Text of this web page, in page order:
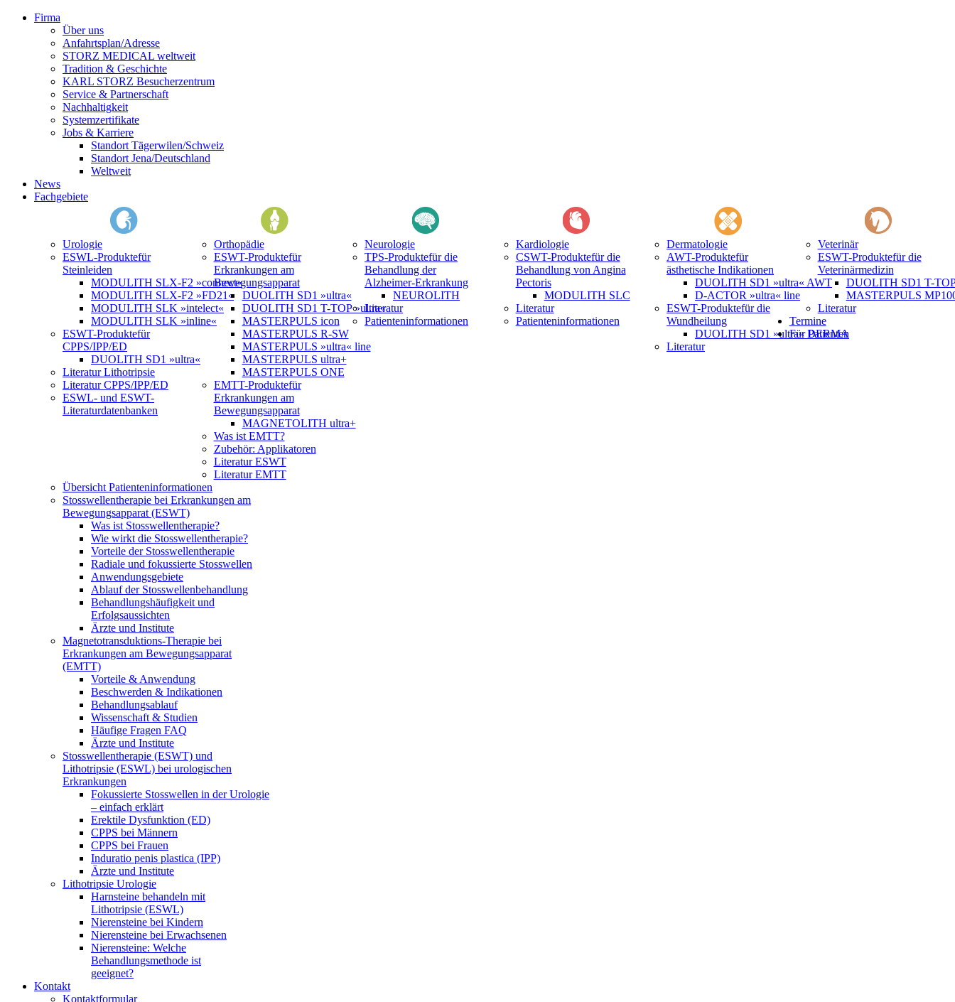
Firma
Über uns
Anfahrtsplan/Adresse
STORZ MEDICAL weltweit
Tradition & Geschichte
KARL STORZ Besucherzentrum
Service & Partnerschaft
Nachhaltigkeit
Systemzertifikate
Jobs & Karriere
Standort Tägerwilen/Schweiz
Standort Jena/Deutschland
Weltweit
News
Fachgebiete
Urologie
ESWL-Produktefür
Steinleiden
MODULITH SLX-F2 »connect«
MODULITH SLX-F2 »FD21«
MODULITH SLK »intelect«
MODULITH SLK »inline«
ESWT-Produktefür
CPPS/IPP/ED
DUOLITH SD1 »ultra«
Literatur Lithotripsie
Literatur CPPS/IPP/ED
ESWL- und ESWT-
Literaturdatenbanken
Orthopädie
ESWT-Produktefür
Erkrankungen am
Bewegungsapparat
DUOLITH SD1 »ultra«
DUOLITH SD1 T-TOP »ultra«
MASTERPULS icon
MASTERPULS R-SW
MASTERPULS »ultra« line
MASTERPULS ultra+
MASTERPULS ONE
EMTT-Produktefür
Erkrankungen am
Bewegungsapparat
MAGNETOLITH ultra+
Was ist EMTT?
Zubehör: Applikatoren
Literatur ESWT
Literatur EMTT
Neurologie
TPS-Produktefür die
Behandlung der
Alzheimer-Erkrankung
NEUROLITH
Literatur
Patienteninformationen
Kardiologie
CSWT-Produktefür die
Behandlung von Angina
Pectoris
MODULITH SLC
Literatur
Patienteninformationen
Dermatologie
AWT-Produktefür
ästhetische Indikationen
DUOLITH SD1 »ultra« AWT
D-ACTOR »ultra« line
ESWT-Produktefür die
Wundheilung
DUOLITH SD1 »ultra« DERMA
Literatur
Veterinär
ESWT-Produktefür die
Veterinärmedizin
DUOLITH SD1 T-
MASTERPULS
Literatur
Termine
Für Patienten
Übersicht Patienteninformationen
Stosswellentherapie bei Erkrankungen am
Bewegungsapparat (ESWT)
Was ist Stosswellentherapie?
Wie wirkt die Stosswellentherapie?
Vorteile der Stosswellentherapie
Radiale und fokussierte Stosswellen
Anwendungsgebiete
Ablauf der Stosswellenbehandlung
Behandlungshäufigkeit und
Erfolgsaussichten
Ärzte und Institute
Magnetotransduktions-Therapie bei
Erkrankungen am Bewegungsapparat
(EMTT)
Vorteile & Anwendung
Beschwerden & Indikationen
Behandlungsablauf
Wissenschaft & Studien
Häufige Fragen FAQ
Ärzte und Institute
Stosswellentherapie (ESWT) und
Lithotripsie (ESWL) bei urologischen
Erkrankungen
Fokussierte Stosswellen in der Urologie
– einfach erklärt
Erektile Dysfunktion (ED)
CPPS bei Männern
CPPS bei Frauen
Induratio penis plastica (IPP)
Ärzte und Institute
Lithotripsie Urologie
Harnsteine behandeln mit
Lithotripsie (ESWL)
Nierensteine bei Kindern
Nierensteine bei Erwachsenen
Nierensteine: Welche
Behandlungsmethode ist
geeignet?
Kontakt
Kontaktformular